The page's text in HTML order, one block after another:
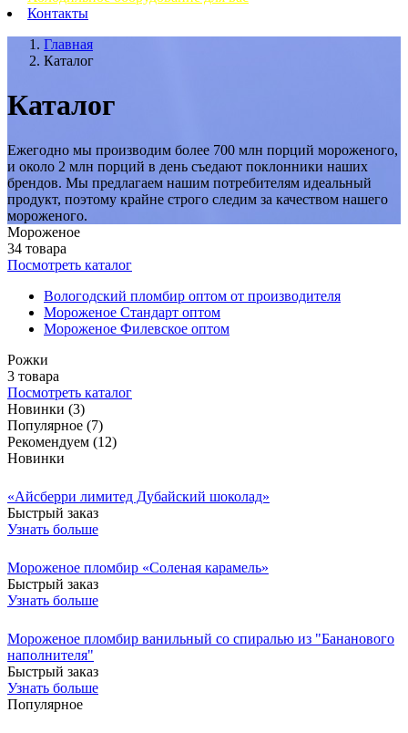
Контакты
Главная
Каталог
Каталог
Ежегодно мы производим более 700 млн порций мороженого,
и около 2 млн порций в день съедают поклонники наших
брендов. Мы предлагаем нашим потребителям идеальный
продукт, поэтому крайне строго следим за качеством нашего
мороженого.
Мороженое
34 товара
Посмотреть каталог
Вологодский пломбир оптом от производителя
Мороженое Стандарт оптом
Мороженое Филевское оптом
Рожки
3 товара
Посмотреть каталог
Новинки (3)
Популярное (7)
Рекомендуем (12)
Новинки
«Айсберри лимитед Дубайский шоколад»
Быстрый заказ
Узнать больше
Мороженое пломбир «Соленая карамель»
Быстрый заказ
Узнать больше
Мороженое пломбир ванильный со спиралью из "Бананового
наполнителя"
Быстрый заказ
Узнать больше
Популярное